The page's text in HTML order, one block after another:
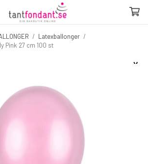
/ Latexballonger /
Pink 27 cm 100 st
☓